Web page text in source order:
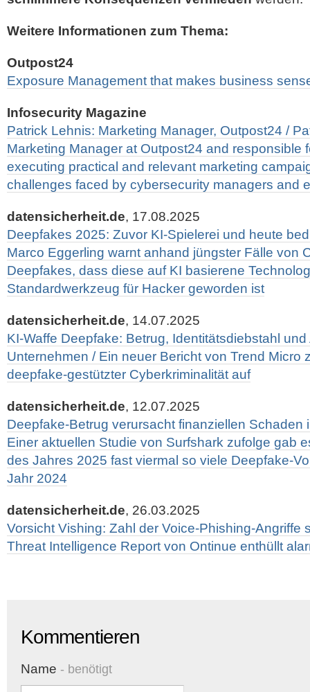
Weitere Informationen zum Thema:
Outpost24
Exposure Management that makes business
Infosecurity Magazine
Patrick Lehnis: Marketing Manager, Outpost24 /
Marketing Manager at Outpost24 and responsible
executing practical and relevant marketing
challenges faced by cybersecurity managers and
datensicherheit.de, 17.08.2025
Deepfakes 2025: Zuvor KI-Spielerei und heute
Marco Eggerling warnt anhand jüngster Fälle von
Deepfakes, dass diese auf KI basierene
Standardwerkzeug für Hacker geworden ist
datensicherheit.de, 14.07.2025
KI-Waffe Deepfake: Betrug, Identitätsdiebstahl und
Unternehmen / Ein neuer Bericht von Trend Micro
deepfake-gestützter Cyberkriminalität auf
datensicherheit.de, 12.07.2025
Deepfake-Betrug verursacht finanziellen Schaden
Einer aktuellen Studie von Surfshark zufolge gab
des Jahres 2025 fast viermal so viele Deepfake-
Jahr 2024
datensicherheit.de, 26.03.2025
Vorsicht Vishing: Zahl der Voice-Phishing-Angriffe
Threat Intelligence Report von Ontinue enthüllt
Kommentieren
Name - benötigt